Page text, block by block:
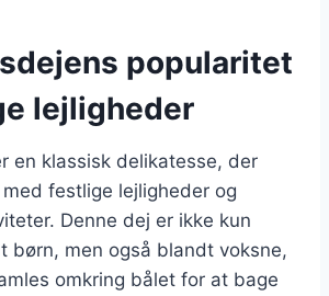
popularitet
lejligheder
en klassisk delikatesse, der
festlige lejligheder og
Denne dej er ikke kun
børn, men også blandt voksne,
omkring bålet for at bage